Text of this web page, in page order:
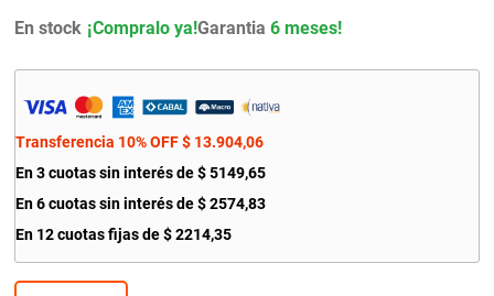
En stock Garantia 6 meses!
Transferencia 10% OFF $ 13.904,06
En 3 cuotas sin interés de $ 5149,65
En 6 cuotas sin interés de$ 2574,83
En 12 cuotas fijas de $ 2214,35